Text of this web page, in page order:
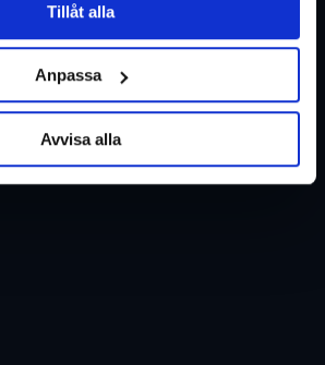
Tillåt alla
Anpassa
Avvisa alla
Boka och res tryggt med
EverTrek
Grupp & Konferens
Kontakta oss